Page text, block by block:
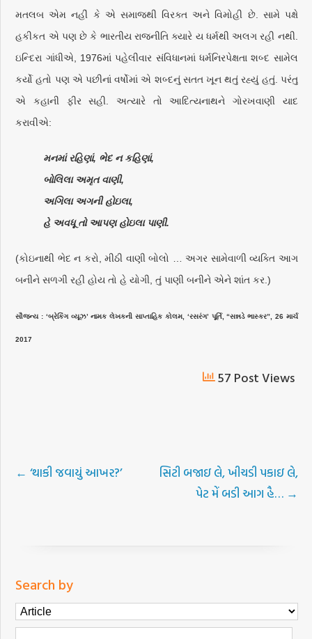
મતલબ એમ નહીં કે એ સમાજથી વિરક્ત અને વિમોહી છે. સામે પક્ષે
હકીકત એ પણ છે કે ભારતીય રાજનીતિ ક્યારે ય ધર્મથી અલગ રહી નથી.
ઇન્દિરા ગાંધીએ, 1976માં પહેલીવાર સંવિધાનમાં ધર્મનિરપેક્ષતા શબ્દ સામેલ
કર્યો હતો પણ એ પછીનાં વર્ષોમાં એ શબ્દનું સતત ખૂન થતું રહ્યું હતું. પરંતુ
એ કહાની ફીર સહી. અત્યારે તો આદિત્યનાથને ગોરખવાણી યાદ
કરાવીએ:
મનમાં રહિણાં, ભેદ ન કહિણાં,
બોલિલા અમૃત વાણી,
અગિલા અગની હોઇલા,
હે અવધૂ તો આપણ હોઇલા પાણી.
(કોઇનાથી ભેદ ન કરો, મીઠી વાણી બોલો … અગર સામેવાળી વ્યક્તિ આગ
બનીને સળગી રહી હોય તો હે યોગી, તું પાણી બનીને એને શાંત કર.)
સૌજન્ય : ‘બ્રેકિંગ વ્યૂઝ’ નામક લેખકની સાપ્તાહિક કોલમ, ‘રસરંગ’ પૂર્તિ, “સન્નડે ભાસ્કર”, 26 માર્ચ
2017
57 Post Views
← ‘થાકી જવાયું આખર?’
સિટી બજાઇ લે, ખીચડી પકાઇ લે,
પેટ મેં બડી આગ હૈ… →
Search by